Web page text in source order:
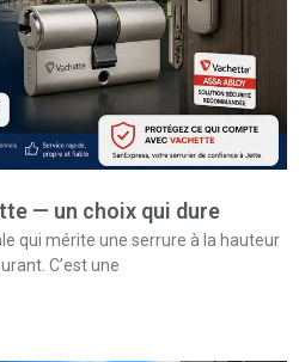
— un choix qui dure
qui mérite une serrure à la hauteur
C’est une